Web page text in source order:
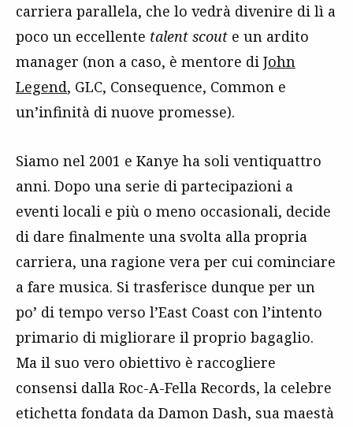
carriera parallela, che lo vedrà divenire di lì a
poco un eccellente talent scout e un ardito
manager (non a caso, è mentore di John
Legend, GLC, Consequence, Common e
un’infinità di nuove promesse).
Siamo nel 2001 e Kanye ha soli ventiquattro
anni. Dopo una serie di partecipazioni a
eventi locali e più o meno occasionali, decide
di dare finalmente una svolta alla propria
carriera, una ragione vera per cui cominciare
a fare musica. Si trasferisce dunque per un
po’ di tempo verso l’East Coast con l’intento
primario di migliorare il proprio bagaglio.
Ma il suo vero obiettivo è raccogliere
consensi dalla Roc-A-Fella Records, la celebre
etichetta fondata da Damon Dash, sua maestà